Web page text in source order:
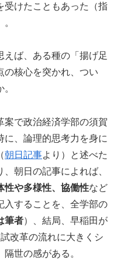
受けたこともあった（指
えば、ある種の「揚げ足
の核心を突かれ、つい
案で政治経済学部の須賀
に、論理的思考力を身に
朝日記事より）と述べた
朝日の記事によれば、
性や多様性、協働性など
入することを、全学部の
筆者）、結局、早稲田が
改革の流れに大きくシ
世の感がある。